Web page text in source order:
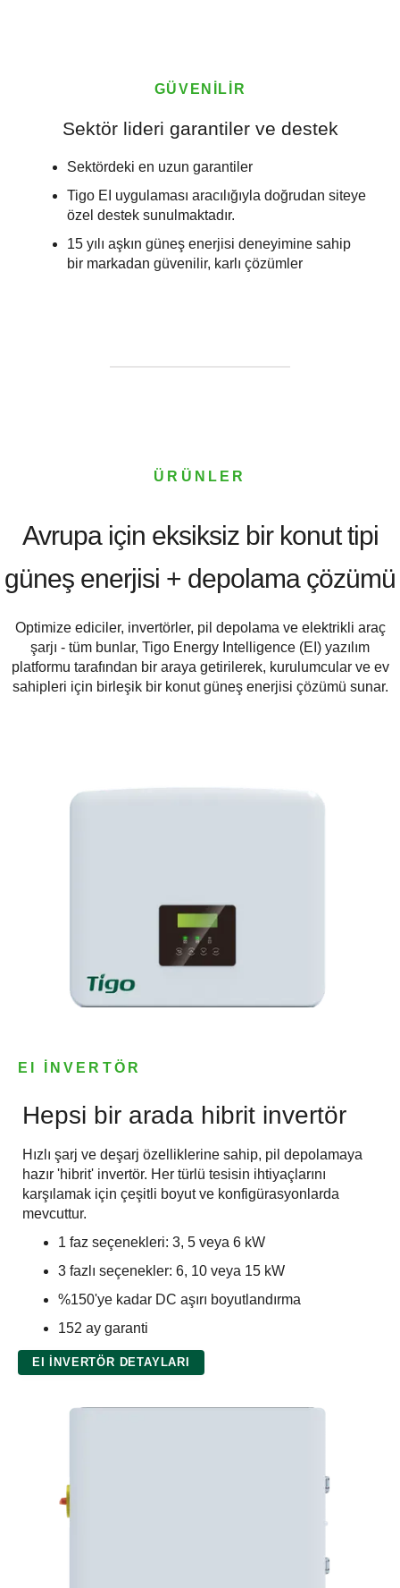
GÜVENİLİR
Sektör lideri garantiler ve destek
Sektördeki en uzun garantiler
Tigo EI uygulaması aracılığıyla doğrudan siteye
özel destek sunulmaktadır.
15 yılı aşkın güneş enerjisi deneyimine sahip
bir markadan güvenilir, karlı çözümler
ÜRÜNLER
Avrupa için eksiksiz bir konut tipi
güneş enerjisi + depolama çözümü
Optimize ediciler, invertörler, pil depolama ve elektrikli araç
şarjı - tüm bunlar, Tigo Energy Intelligence (EI) yazılım
platformu tarafından bir araya getirilerek, kurulumcular ve ev
sahipleri için birleşik bir konut güneş enerjisi çözümü sunar.
EI İNVERTÖR
Hepsi bir arada hibrit invertör
Hızlı şarj ve deşarj özelliklerine sahip, pil depolamaya
hazır 'hibrit' invertör. Her türlü tesisin ihtiyaçlarını
karşılamak için çeşitli boyut ve konfigürasyonlarda
mevcuttur.
1 faz seçenekleri: 3, 5 veya 6 kW
3 fazlı seçenekler: 6, 10 veya 15 kW
%150'ye kadar DC aşırı boyutlandırma
152 ay garanti
EI İNVERTÖR DETAYLARI